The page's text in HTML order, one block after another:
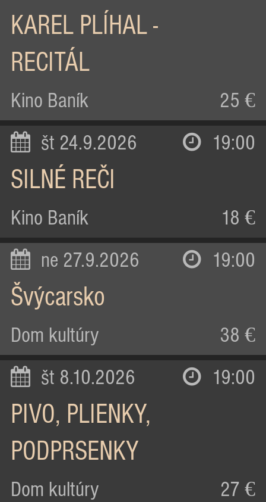
KAREL PLÍHAL -
RECITÁL
Kino Baník 25 €
št 24.9.2026 19:00
SILNÉ REČI
Kino Baník 18 €
ne 27.9.2026 19:00
Švýcarsko
Dom kultúry 38 €
št 8.10.2026 19:00
PIVO, PLIENKY,
PODPRSENKY
Dom kultúry 27 €